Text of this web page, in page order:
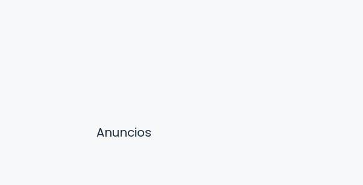
Anuncios